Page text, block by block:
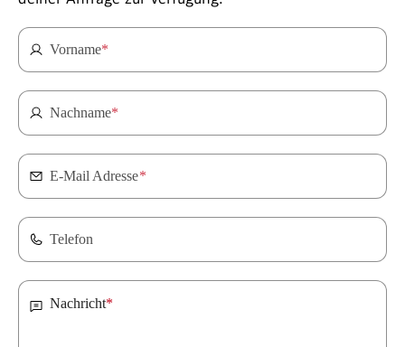
Vorname*
Nachname*
E-Mail Adresse*
Telefon
Nachricht*